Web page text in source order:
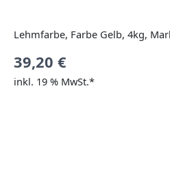
Lehmfarbe, Farbe Gelb, 4kg,
39,20 €
inkl. 19 % MwSt.*